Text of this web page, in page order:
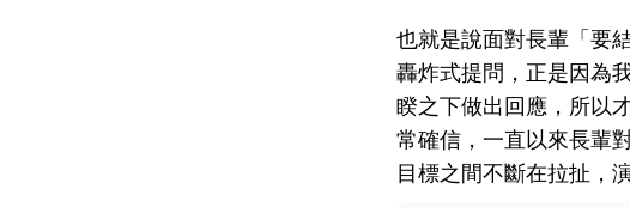
也就是說面對長輩「要
轟炸式提問，正是因為
睽之下做出回應，所以
常確信，一直以來長輩
目標之間不斷在拉扯，